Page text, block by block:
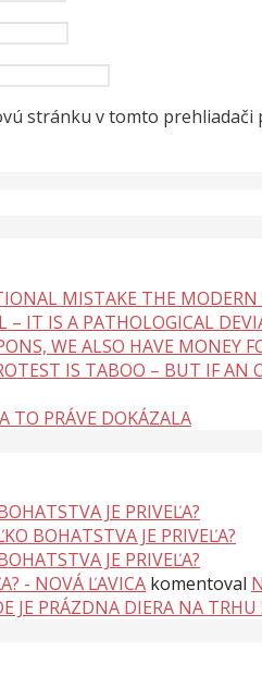
stránku v tomto prehliadači
MISTAKE THE
IT IS A PATHOLOGICAL
WE ALSO HAVE MONEY
IS TABOO – BUT IF AN
TO PRÁVE DOKÁZALA
JE PRIVEĽA?
BOHATSTVA JE PRIVEĽA?
JE PRIVEĽA?
- NOVÁ ĽAVICA komentoval
JE PRÁZDNA DIERA NA